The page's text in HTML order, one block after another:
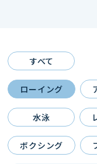
すべて
ローイング
水泳
ボクシング